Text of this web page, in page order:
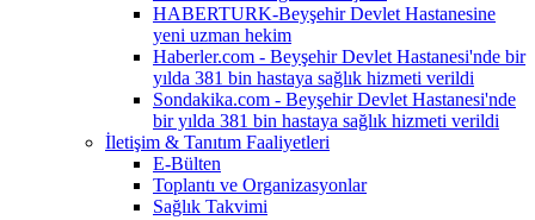
HABERTURK-Beyşehir Devlet Hastanesine
yeni uzman hekim
Haberler.com - Beyşehir Devlet Hastanesi'nde bir
yılda 381 bin hastaya sağlık hizmeti verildi
Sondakika.com - Beyşehir Devlet Hastanesi'nde
bir yılda 381 bin hastaya sağlık hizmeti verildi
İletişim & Tanıtım Faaliyetleri
E-Bülten
Toplantı ve Organizasyonlar
Sağlık Takvimi